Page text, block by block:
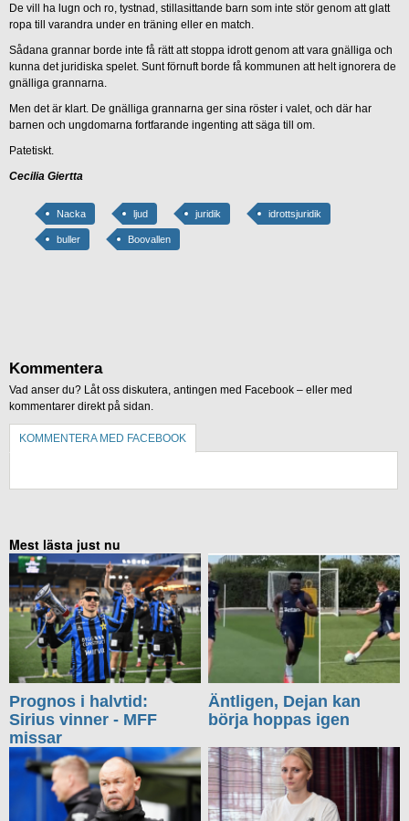
De vill ha lugn och ro, tystnad, stillasittande barn som inte stör genom att glatt
ropa till varandra under en träning eller en match.
Sådana grannar borde inte få rätt att stoppa idrott genom att vara gnälliga och
kunna det juridiska spelet. Sunt förnuft borde få kommunen att helt ignorera de
gnälliga grannarna.
Men det är klart. De gnälliga grannarna ger sina röster i valet, och där har
barnen och ungdomarna fortfarande ingenting att säga till om.
Patetiskt.
Cecilia Giertta
Nacka ljud juridik idrottsjuridik
buller Boovallen
Kommentera
Vad anser du? Låt oss diskutera, antingen med Facebook – eller med
kommentarer direkt på sidan.
KOMMENTERA MED FACEBOOK
Mest lästa just nu
Prognos i halvtid:
Sirius vinner - MFF
missar
Äntligen, Dejan kan
börja hoppas igen